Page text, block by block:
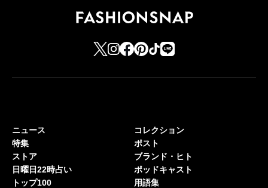
ニュース
特集
ストア
日曜日22時占い
トップ100
コレクション
ポスト
ブランド・ヒト
ポッドキャスト
用語集